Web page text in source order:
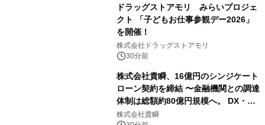
ドラッグストアモリ みらいプロジェ
クト 「子どもお仕事参観デー2026」
を開催！
株式会社ドラッグストアモリ
30分前
株式会社貴瞬、16億円のシンジケート
ローン契約を締結 〜金融機関との調達
体制は総額約80億円規模へ。 DX・海
外展開をはじめとした成長投資を加速
株式会社貴瞬